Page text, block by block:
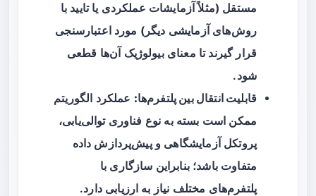
مستقل (مثلاً آزمایشات عملکردی یا تایید با
روش‌های آزمایشی دیگر) مورد اعتبارسنجی
قرار گیرند تا معنای بیولوژیک آن‌ها قطعی
شود.
قابلیت انتقال بین پلتفرم‌ها: عملکرد الگوریتم
ممکن است بسته به نوع فناوری توالی‌یابی،
پروتکل آزمایشگاهی و پیش‌پردازش داده
متفاوت باشد؛ بنابراین سازگاری با
پلتفرم‌های مختلف نیاز به ارزیابی دارد.